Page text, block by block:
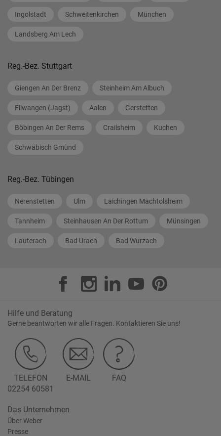
Ingolstadt Schweitenkirchen München
Landsberg Am Lech
Reg.-Bez. Stuttgart
Giengen An Der Brenz Steinheim Am Albuch
Ellwangen (Jagst) Aalen Gerstetten
Böbingen An Der Rems Crailsheim Kuchen
Schwäbisch Gmünd
Reg.-Bez. Tübingen
Nerenstetten Ulm Laichingen Machtolsheim
Tannheim Steinhausen An Der Rottum Münsingen
Lauterach Bad Urach Bad Wurzach
Hilfe und Beratung
Gerne beantworten wir alle Fragen. Kontaktieren Sie uns!
TELEFON
02254 60581
E-MAIL FAQ
Das Unternehmen
Über Weber
Presse